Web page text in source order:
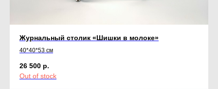
Журнальный столик «Шишки в молоке»
40*40*53 см
26 500 р.
Out of stock